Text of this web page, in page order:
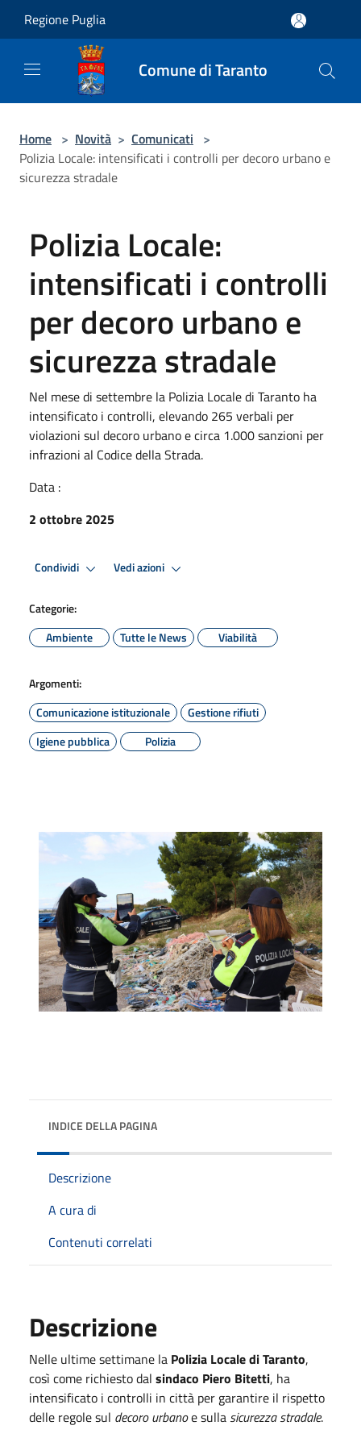
Regione Puglia
Comune di Taranto
Home > Novità > Comunicati >
Polizia Locale: intensificati i controlli per decoro urbano e
sicurezza stradale
Polizia Locale:
intensificati i controlli
per decoro urbano e
sicurezza stradale
Nel mese di settembre la Polizia Locale di Taranto ha
intensificato i controlli, elevando 265 verbali per
violazioni sul decoro urbano e circa 1.000 sanzioni per
infrazioni al Codice della Strada.
Data :
2 ottobre 2025
Condividi Vedi azioni
Categorie:
Ambiente
Tutte le News Viabilità
Argomenti:
Comunicazione istituzionale
Gestione rifiuti
Igiene pubblica
Polizia
INDICE DELLA PAGINA
Descrizione
A cura di
Contenuti correlati
Descrizione
Nelle ultime settimane la Polizia Locale di Taranto,
così come richiesto dal sindaco Piero Bitetti, ha
intensificato i controlli in città per garantire il rispetto
delle regole sul decoro urbanoe sulla sicurezza stradale.